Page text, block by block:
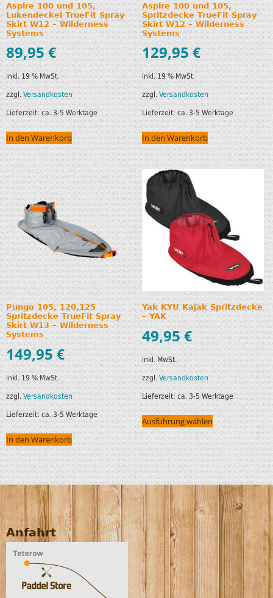
Aspire 100 und 105,
Lukendeckel TrueFit Spray
Skirt W12 – Wilderness
Systems
89,95€
inkl. 19 % MwSt.
zzgl.Versandkosten
Lieferzeit:ca. 3-5 Werktage
In den Warenkorb
Aspire 100 und 105,
Spritzdecke TrueFit Spray
Skirt W12 – Wilderness
Systems
129,95€
inkl. 19 % MwSt.
zzgl.Versandkosten
Lieferzeit:ca. 3-5 Werktage
In den Warenkorb
Pungo 105, 120,125
Spritzdecke TrueFit Spray
Skirt W13 – Wilderness
Systems
149,95€
inkl. 19 % MwSt.
zzgl.Versandkosten
Lieferzeit:ca. 3-5 Werktage
In den Warenkorb
Yak KYU Kajak Spritzdecke
– YAK
49,95€
inkl. MwSt.
zzgl.Versandkosten
Lieferzeit:ca. 3-5 Werktage
Ausführung wählen
Anfahrt